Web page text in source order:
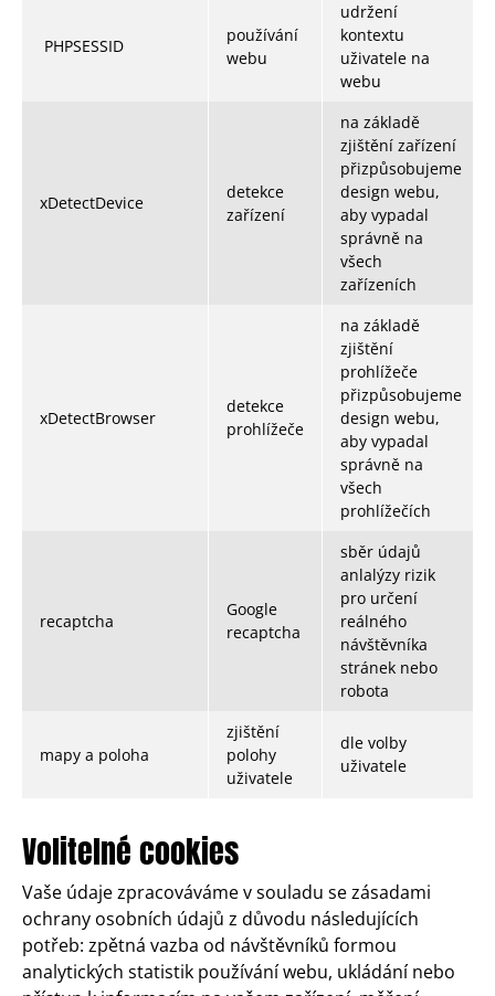
PHPSESSID
používání
webu
udržení
kontextu
uživatele na
webu
xDetectDevice
detekce
zařízení
na základě
zjištění zařízení
přizpůsobujeme
design webu,
aby vypadal
správně na
všech
zařízeních
xDetectBrowser
detekce
prohlížeče
na základě
zjištění
prohlížeče
přizpůsobujeme
design webu,
aby vypadal
správně na
všech
prohlížečích
recaptcha
Google
recaptcha
sběr údajů
anlalýzy rizik
pro určení
reálného
návštěvníka
stránek nebo
robota
mapy a poloha
zjištění
polohy
uživatele
dle volby
uživatele
Volitelné cookies
Vaše údaje zpracováváme v souladu se zásadami
ochrany osobních údajů z důvodu následujících
potřeb: zpětná vazba od návštěvníků formou
analytických statistik používání webu, ukládání nebo